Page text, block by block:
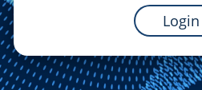
Login